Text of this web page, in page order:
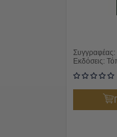
Συγγραφέας:
Εκδόσεις: